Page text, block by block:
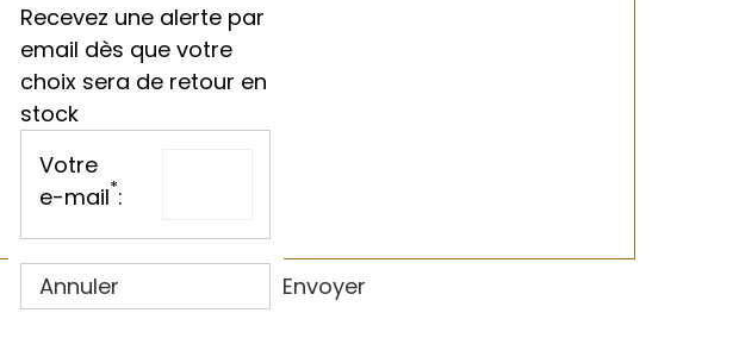
Recevez une alerte par
email dès que votre
choix sera de retour en
stock
Votre
e-mail*:
Annuler Envoyer